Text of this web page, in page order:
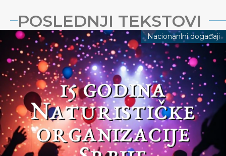
POSLEDNJI TEKSTOVI
Nacionanlni događaji